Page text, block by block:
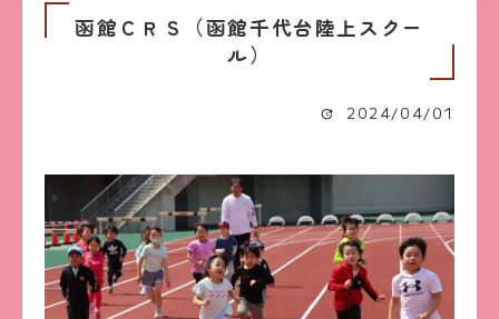
函館ＣＲＳ（函館千代台陸上スクー
ル）
2024/04/01